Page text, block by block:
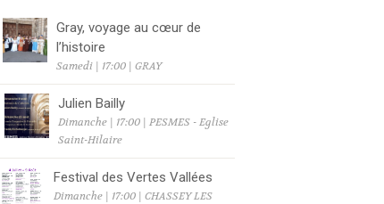
Gray, voyage au cœur de
l’histoire
Samedi | 17:00 | GRAY
Julien Bailly
Dimanche | 17:00 | PESMES - Eglise
Saint-Hilaire
Festival des Vertes Vallées
Dimanche | 17:00 | CHASSEY LES